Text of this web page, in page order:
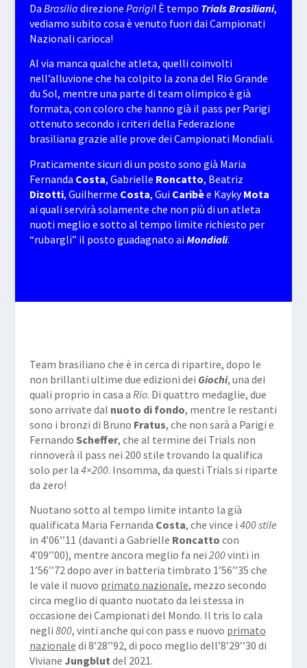
Da Brasilia direzione Parigi! È tempo Trials Brasiliani,
vediamo subito cosa è venuto fuori dai Campionati
Nazionali carioca!
Al via manca qualche atleta, quelli coinvolti
nell’alluvione che ha colpito la zona del Rio Grande
du Sol, mentre una parte di team olimpico è già
formata, con coloro che hanno già il pass per Parigi
ottenuto secondo i criteri della Federazione
brasiliana grazie alle prove dei Campionati Mondiali.
Praticamente sicuri di un posto sono già Maria
Fernanda Costa, Gabrielle Roncatto, Beatriz
Dizotti, Guilherme Costa, Gui Caribèe KaykyMota
ai quali servirà solamente che non più di un atleta
nuoti meglio e sotto al tempo limite richiesto per
“rubargli” il posto guadagnato aiMondiali.
Team brasiliano che è in cerca di ripartire, dopo le
non brillanti ultime due edizioni dei Giochi, una dei
quali proprio in casa a Rio. Di quattro medaglie, due
sono arrivate dal nuoto di fondo, mentre le restanti
sono i bronzi di Bruno Fratus, che non sarà a Parigi e
Fernando Scheffer, che al termine dei Trials non
rinnoverà il pass nei 200 stile trovando la qualifica
solo per la 4×200. Insomma, da questi Trials si riparte
da zero!
Nuotano sotto al tempo limite intanto la già
qualificata Maria Fernanda Costa, che vince i 400 stile
in 4’06’’11 (davanti a Gabrielle Roncatto con
4’09’’00), mentre ancora meglio fa nei 200vinti in
1’56’’72 dopo aver in batteria timbrato 1’56’’35 che
le vale il nuovo primato nazionale, mezzo secondo
circa meglio di quanto nuotato da lei stessa in
occasione dei Campionati del Mondo. Il tris lo cala
negli 800, vinti anche qui con pass e nuovo primato
nazionale di 8’28’’92, di poco meglio dell’8’29’’30 di
Viviane Jungblut del 2021.